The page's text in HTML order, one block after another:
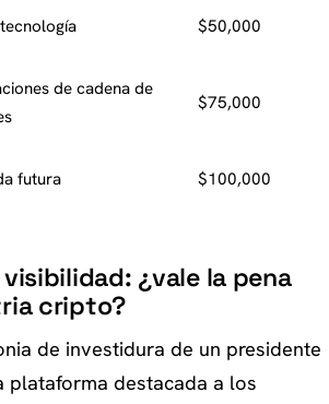
$50,000
de cadena de
$75,000
futura $100,000
¿vale la pena
cripto?
de investidura de un presidente
plataforma destacada a los